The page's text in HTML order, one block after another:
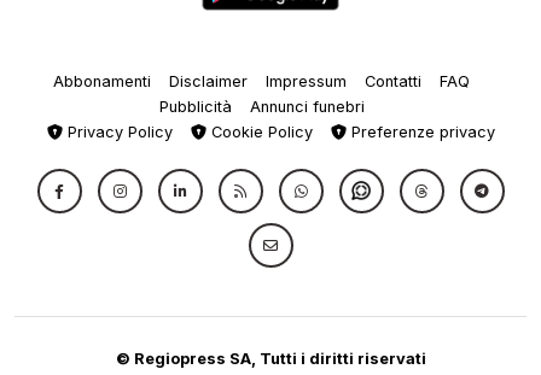
Abbonamenti Disclaimer Impressum Contatti
FAQ
Pubblicità
Annunci funebri
Privacy Policy
Cookie Policy Preferenze privacy
© Regiopress SA, Tutti i diritti riservati